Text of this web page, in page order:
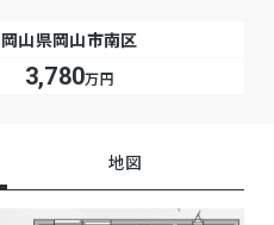
岡山県岡山市南区
3,780万円
地図